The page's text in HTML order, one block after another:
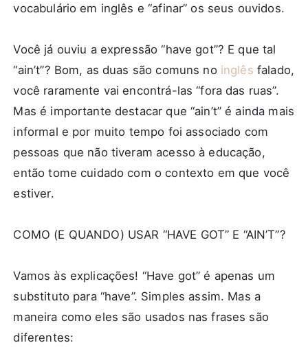
vocabulário em inglês e “afinar” os seus ouvidos.
Você já ouviu a expressão “have got”? E que tal
“ain’t”? Bom, as duas são comuns no inglês falado,
você raramente vai encontrá-las “fora das ruas”.
Mas é importante destacar que “ain’t” é ainda mais
informal e por muito tempo foi associado com
pessoas que não tiveram acesso à educação,
então tome cuidado com o contexto em que você
estiver.
COMO (E QUANDO) USAR “HAVE GOT” E “AIN’T”?
Vamos às explicações! “Have got” é apenas um
substituto para “have”. Simples assim. Mas a
maneira como eles são usados nas frases são
diferentes: